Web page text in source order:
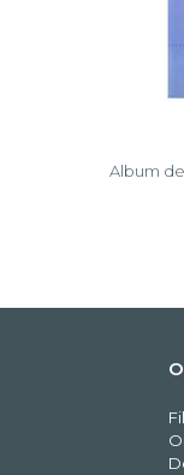
Album